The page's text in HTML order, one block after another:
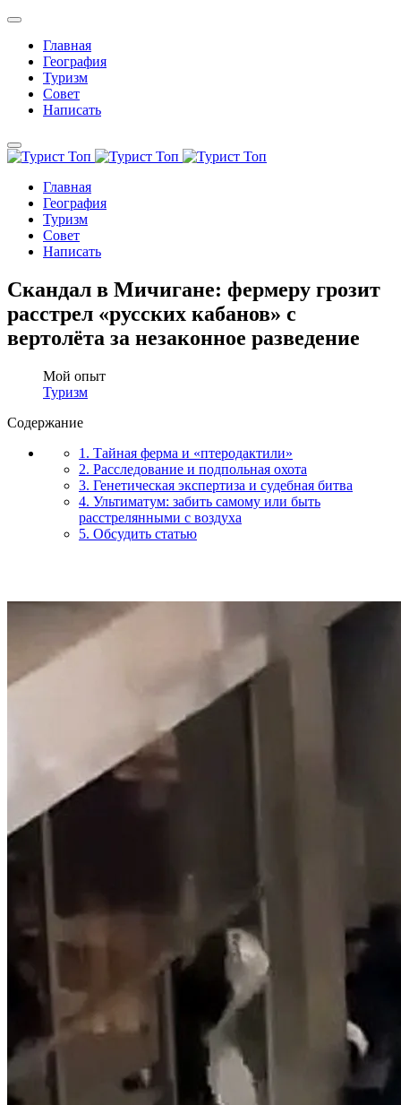
Главная
География
Туризм
Совет
Написать
Главная
География
Туризм
Совет
Написать
Скандал в Мичигане: фермеру грозит
расстрел «русских кабанов» с
вертолёта за незаконное разведение
Мой опыт
Туризм
Содержание
1. Тайная ферма и «птеродактили»
2. Расследование и подпольная охота
3. Генетическая экспертиза и судебная битва
4. Ультиматум: забить самому или быть
расстрелянными с воздуха
5. Обсудить статью